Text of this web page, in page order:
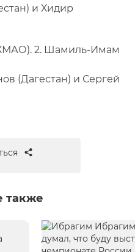
и Хидир
2. Шамиль-Имам
(Дагестан) и Сергей
также